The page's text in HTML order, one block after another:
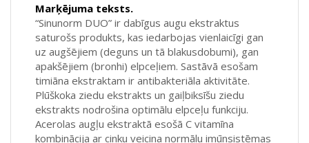
Marķējuma teksts.
“Sinunorm DUO” ir dabīgus augu ekstraktus
saturošs produkts, kas iedarbojas vienlaicīgi gan
uz augšējiem (deguns un tā blakusdobumi), gan
apakšējiem (bronhi) elpceļiem. Sastāvā esošam
timiāna ekstraktam ir antibakteriāla aktivitāte.
Plūškoka ziedu ekstrakts un gaiļbiksīšu ziedu
ekstrakts nodrošina optimālu elpceļu funkciju.
Acerolas augļu ekstraktā esošā C vitamīna
kombinācija ar cinku veicina normālu imūnsistēmas